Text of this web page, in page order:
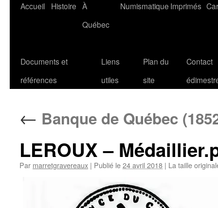
Accueil Histoire À
Québec
Numismatique Imprimés
Documents et
références
Liens
utiles
Plan du
site
Contact
← Banque de Québec
LEROUX –
Par marretgravereaux | Publié le24 avril 2018 | La taille